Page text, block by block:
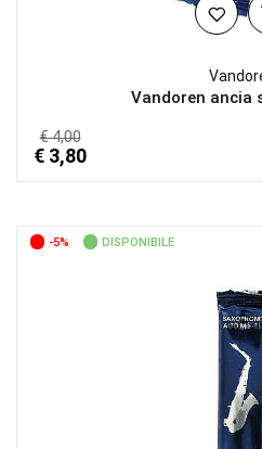
Vandoren ancia
€ 4,00
€ 3,80
-5% DISPONIBILE